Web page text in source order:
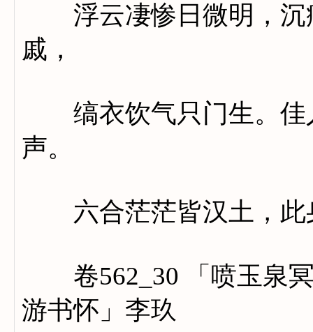
浮云凄惨日微明，沉
戚，
缟衣饮气只门生。佳
声。
六合茫茫皆汉土，此
卷562_30 「喷玉泉冥
游书怀」李玖